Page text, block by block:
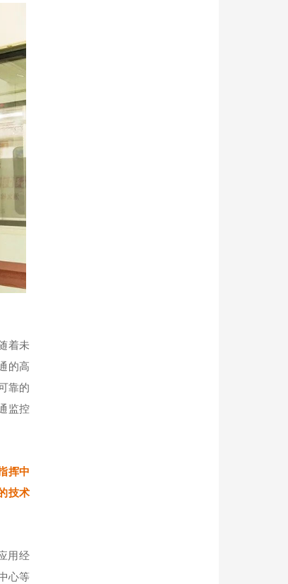
着未
的高
靠的
监控
挥中
技术
用经
心等